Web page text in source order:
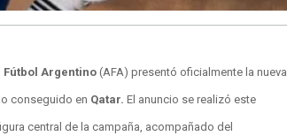
Argentino(AFA) presentó oficialmente la nueva
conseguido en Qatar. El anuncio se realizó este
central de la campaña, acompañado del